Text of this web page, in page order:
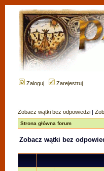
Zaloguj Zarejestruj
Zobacz wątki bez odpowiedzi |
Strona główna forum
Zobacz wątki bez